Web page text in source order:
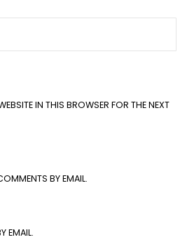
IN THIS BROWSER FOR THE NEXT
BY EMAIL.
EMAIL.